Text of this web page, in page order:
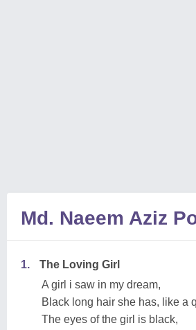
Md. Naeem Aziz
1.
The Loving Girl
A girl i saw in my dream,
Black long hair she has, like a
The eyes of the girl is black,